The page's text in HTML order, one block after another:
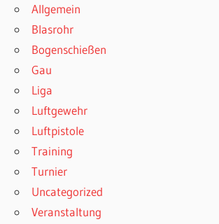
Allgemein
Blasrohr
Bogenschießen
Gau
Liga
Luftgewehr
Luftpistole
Training
Turnier
Uncategorized
Veranstaltung